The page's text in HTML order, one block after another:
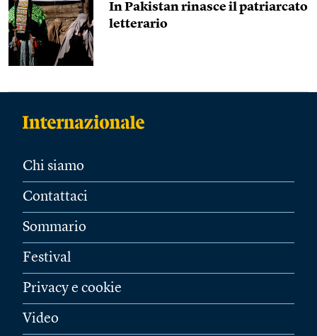
In Pakistan rinasce il patriarcato
letterario
Chi siamo
Contattaci
Sommario
Festival
Privacy e cookie
Video